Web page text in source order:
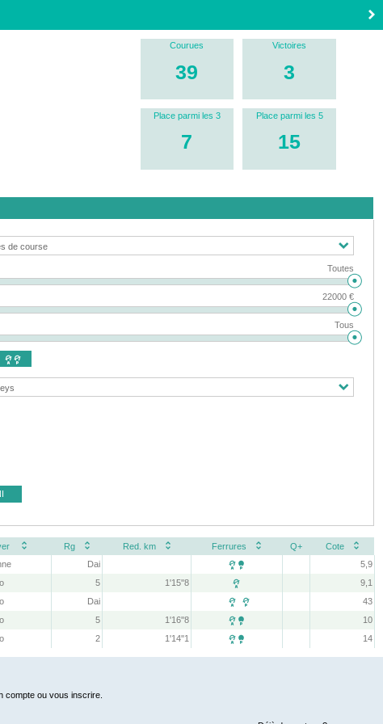
Courues
39
Victoires
3
Place parmi les 3
7
Place parmi les 5
15
Toutes
22000 €
Tous

Rg Red. km Ferrures Q+
Cote
Dai 
5,9
5 1'15''8 
9,1
Dai  
43
5 1'16''8 
10
2 1'14''1  14
compte ou vous inscrire.